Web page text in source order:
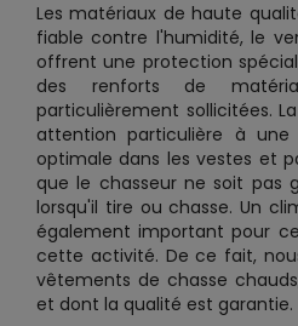
Les matériaux de haute
fiable contre l'humidité, le
offrent une protection
des renforts de
particulièrement sollicitées.
attention particulière à
optimale dans les vestes et
que le chasseur ne soit pas
lorsqu'il tire ou chasse. Un
également important pour
cette activité. De ce fait,
vêtements de chasse
et dont la qualité est garantie.